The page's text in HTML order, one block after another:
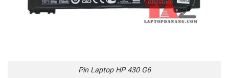
Pin Laptop HP 430 G6